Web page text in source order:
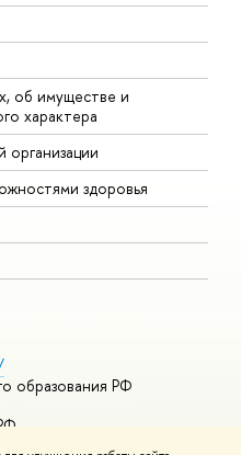
об имуществе и
характера
организации
здоровья
образования РФ